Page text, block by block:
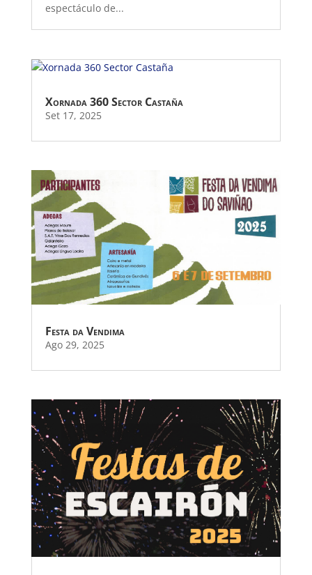
espectáculo de...
Xornada 360 Sector Castaña
Set 17, 2025
Festa da Vendima
Ago 29, 2025